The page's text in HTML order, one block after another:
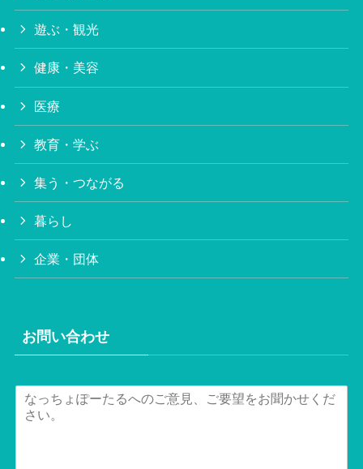
遊ぶ・観光
健康・美容
医療
教育・学ぶ
集う・つながる
暮らし
企業・団体
お問い合わせ